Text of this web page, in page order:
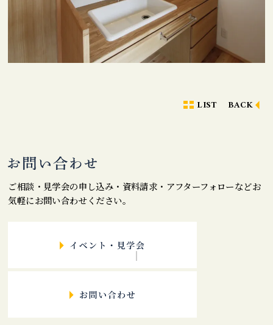
LIST BACK
ご相談・見学会の申し込み・資料請求・アフターフォローなどお
気軽にお問い合わせください。